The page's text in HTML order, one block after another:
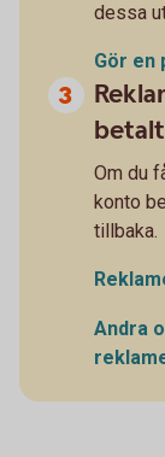
dessa
Gör en
Om du
konto
tillbaka.
Andra